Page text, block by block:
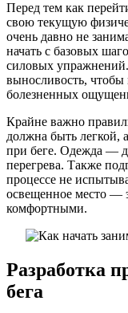
Перед тем как
свою текущую
очень давно не
начать с базовых
силовых
выносливость,
болезненных
Крайне важно
должна быть легкой,
при беге. Одежда —
перегрева. Также
процессе не
освещенное место —
комфортными.
Разработка
бега